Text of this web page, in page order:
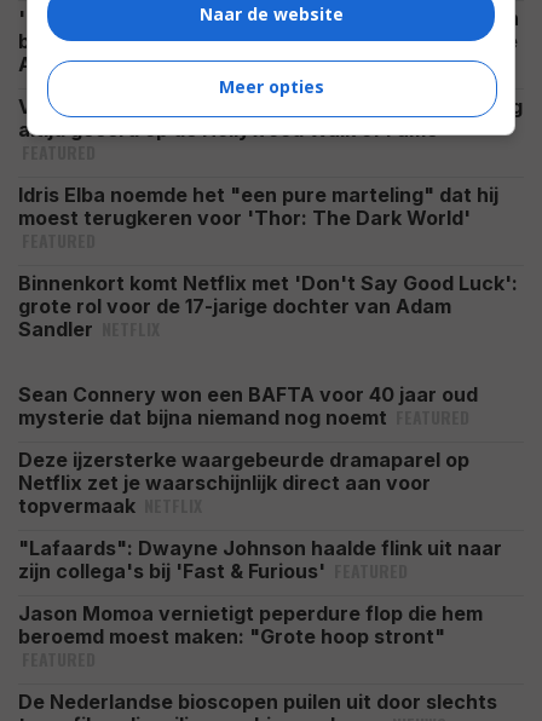
'Ice Cream Man' nu al onder vuur: regisseur Eli Roth
bevestigt dat hij voor bepaalde scènes generatieve
AI heeft ingezetNIEUWS
Veroordeelde moordenaar wordt decennia later nog
altijd geëerd op de Hollywood Walk of Fame
Idris Elba noemde het "een pure marteling" dat hij
moest terugkeren voor 'Thor: The Dark World'
Binnenkort komt Netflix met 'Don't Say Good Luck':
grote rol voor de 17-jarige dochter van Adam
Sandler
Sean Connery won een BAFTA voor 40 jaar oud
mysterie dat bijna niemand nog noemt
Deze ijzersterke waargebeurde dramaparel op
Netflix zet je waarschijnlijk direct aan voor
topvermaak
"Lafaards": Dwayne Johnson haalde flink uit naar
zijn collega's bij 'Fast & Furious'
Jason Momoa vernietigt peperdure flop die hem
beroemd moest maken: "Grote hoop stront"
De Nederlandse bioscopen puilen uit door slechts
Naar de website
Meer opties